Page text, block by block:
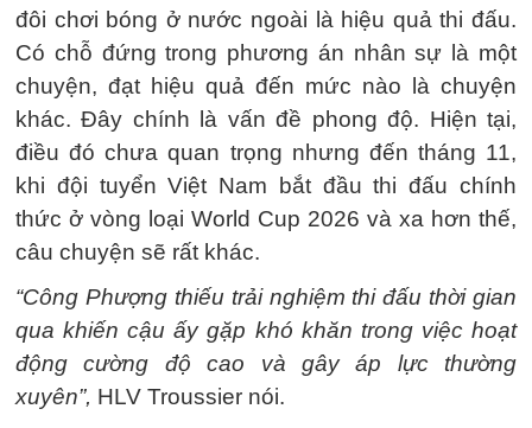
đôi chơi bóng ở nước ngoài là hiệu quả thi đấu.
Có chỗ đứng trong phương án nhân sự là một
chuyện, đạt hiệu quả đến mức nào là chuyện
khác. Đây chính là vấn đề phong độ. Hiện tại,
điều đó chưa quan trọng nhưng đến tháng 11,
khi đội tuyển Việt Nam bắt đầu thi đấu chính
thức ở vòng loại World Cup 2026 và xa hơn thế,
câu chuyện sẽ rất khác.
“Công Phượng thiếu trải nghiệm thi đấu thời gian
qua khiến cậu ấy gặp khó khăn trong việc hoạt
động cường độ cao và gây áp lực thường
xuyên”, HLV Troussier nói.